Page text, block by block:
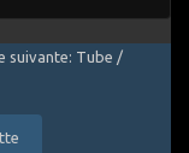
suivante: Tube /